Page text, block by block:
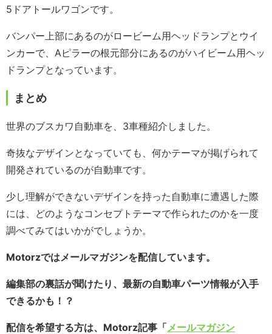
5ドアトールワゴンです。
バンパー上部にあるのがロービーム用ヘッドランプとウイ
ンカーで、Aピラーの根元部分にあるのがハイビーム用ヘッ
ドランプとなっています。
まとめ
世界のブスカワ自動車を、3車種紹介しました。
奇抜なデザインとなっていても、何かテーマが掲げられて
開発されているのが自動車です。
少し理解ができないデザインを持った自動車に遭遇した際
には、どのようなコンセプトテーマで作られたのかを一度
調べてみてはいかがでしょうか。
Motorzではメールマガジンを配信しています。
編集部の裏話が聞けたり、最新の自動車パーツ情報が入手
できるかも！？
配信を希望する方は、Motorz記事「 メールマガジン